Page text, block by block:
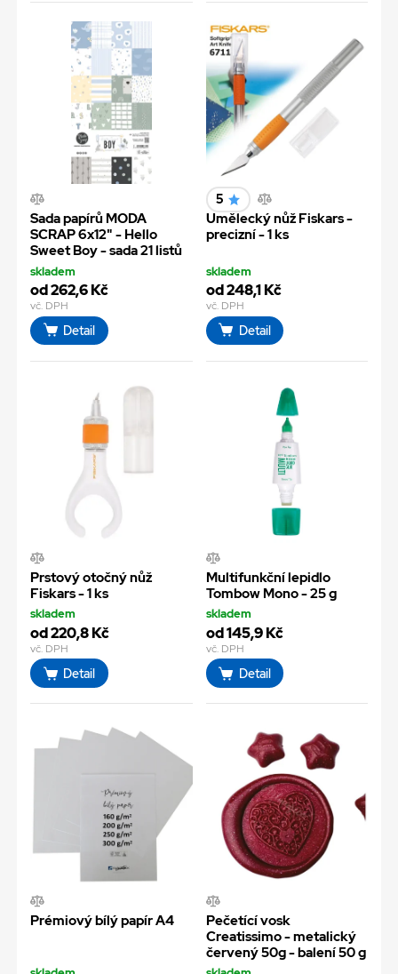
Sada papírů MODA
SCRAP 6x12" - Hello
Sweet Boy - sada 21 listů
skladem
od 262,6 Kč
vč. DPH
Detail
5
Umělecký nůž Fiskars -
precizní - 1 ks
skladem
od 248,1 Kč
vč. DPH
Detail
Prstový otočný nůž
Fiskars - 1 ks
skladem
od 220,8 Kč
vč. DPH
Detail
Multifunkční lepidlo
Tombow Mono - 25 g
skladem
od 145,9 Kč
vč. DPH
Detail
Prémiový bílý papír A4
Pečetící vosk
Creatissimo - metalický
červený 50g - balení 50 g